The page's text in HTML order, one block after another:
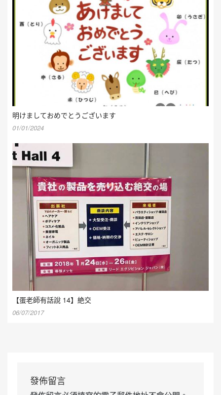
明けましておめでとうございます
01/01/2024
【蛋老師有話說 14】絶交
06/07/2017
發佈留言